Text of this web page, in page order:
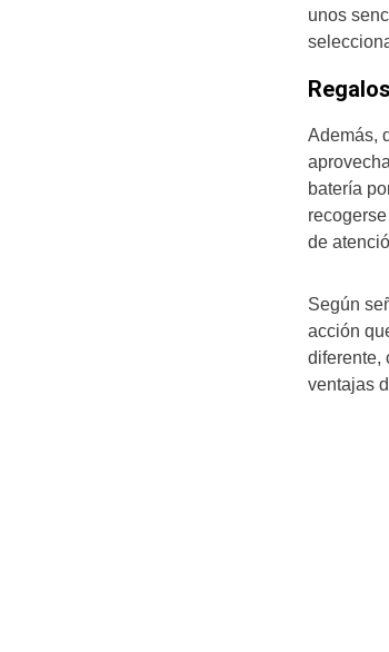
unos
Además,
batería
de
Según
acción
diferente,
ventajas